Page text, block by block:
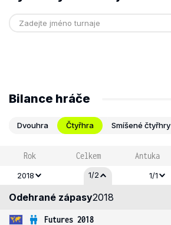
Bilance hráče
Dvouhra Čtyřhra Smíšené čtyřhry
Rok Celkem Antuka
2018 1/2 1/1
Odehrané zápasy2018
Futures 2018